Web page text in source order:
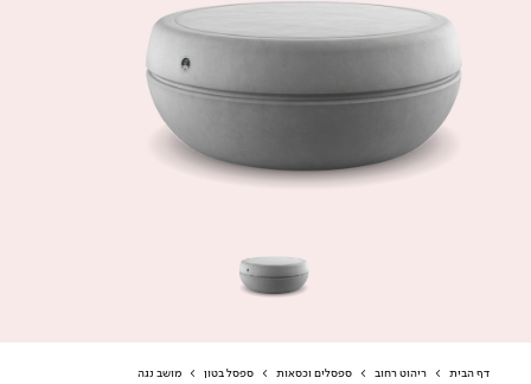
דף הבית > ריהוט רחוב > ספסלים וכסאות > ספסל בטון > מושב נגה